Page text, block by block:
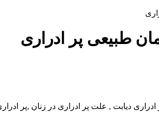
طبیعی پر ادراری
ادراری دیابت , علت پر ادراری در زنان ,پر